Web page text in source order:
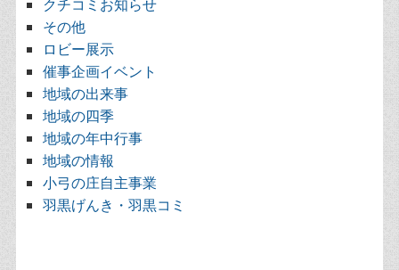
クチコミお知らせ
その他
ロビー展示
催事企画イベント
地域の出来事
地域の四季
地域の年中行事
地域の情報
小弓の庄自主事業
羽黒げんき・羽黒コミ